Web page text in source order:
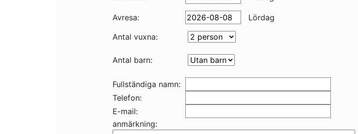
Avresa:
Lördag
Antal vuxna:
Antal barn:
Fullständiga namn:
Telefon:
E-mail:
anmärkning: